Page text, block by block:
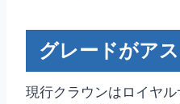
グレードがア
現行クラウンはロイヤ